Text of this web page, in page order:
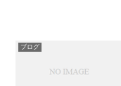
ブログ